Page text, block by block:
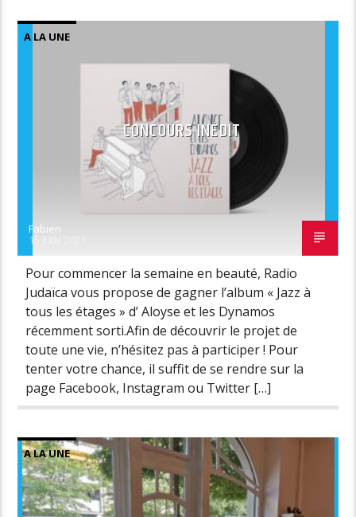
A LA UNE
CONCOURS INÉDIT
Fabien
15 JUIN 2021
Pour commencer la semaine en beauté, Radio
Judaïca vous propose de gagner l’album « Jazz à
tous les étages » d’ Aloyse et les Dynamos
récemment sorti.Afin de découvrir le projet de
toute une vie, n’hésitez pas à participer ! Pour
tenter votre chance, il suffit de se rendre sur la
page Facebook, Instagram ou Twitter […]
A LA UNE